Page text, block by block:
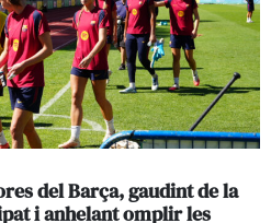
del Barça, gaudint de la
i anhelant omplir les